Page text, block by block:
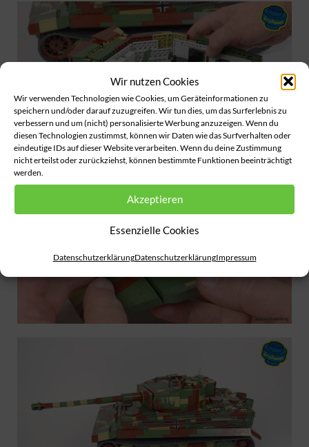
Wir nutzen Cookies
Wir verwenden Technologien wie Cookies, um Geräteinformationen zu
speichern und/oder darauf zuzugreifen. Wir tun dies, um das Surferlebnis zu
verbessern und um (nicht) personalisierte Werbung anzuzeigen. Wenn du
diesen Technologien zustimmst, können wir Daten wie das Surfverhalten oder
eindeutige IDs auf dieser Website verarbeiten. Wenn du deine Zustimmung
nicht erteilst oder zurückziehst, können bestimmte Funktionen beeinträchtigt
werden.
Akzeptieren
Essenzielle Cookies
DatenschutzerklärungDatenschutzerklärungImpressum